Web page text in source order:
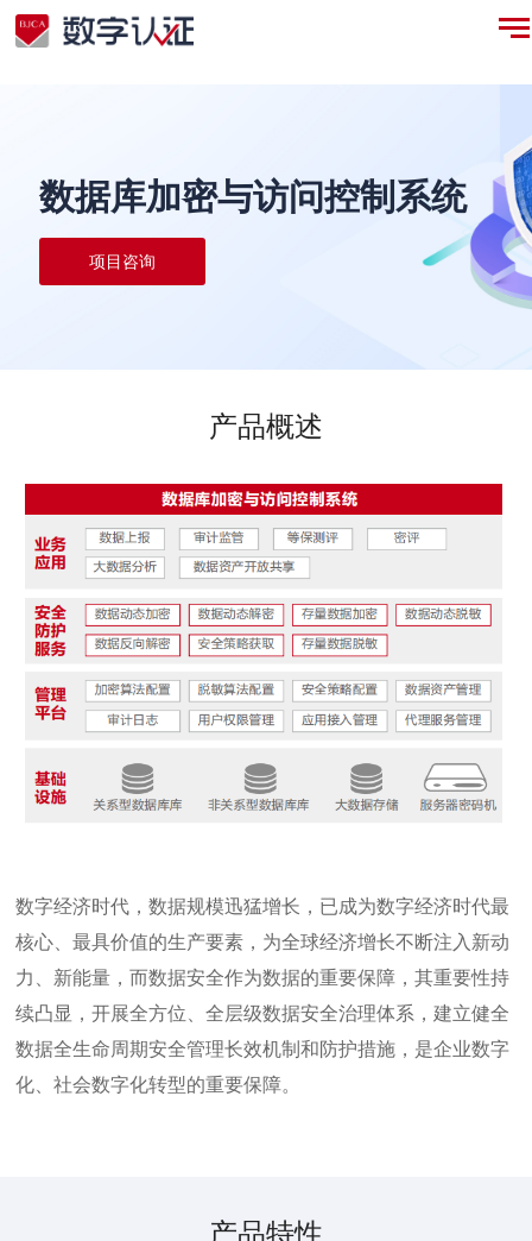
凯发网站·(中国区)官方网站
数据库加密与访问控制系统
项目咨询
产品概述
数字经济时代，数据规模迅猛增长，已成为数字经济时代最
核心、最具价值的生产要素，为全球经济增长不断注入新动
力、新能量，而数据安全作为数据的重要保障，其重要性持
续凸显，开展全方位、全层级数据安全治理体系，建立健全
数据全生命周期安全管理长效机制和防护措施，是企业数字
化、社会数字化转型的重要保障。
产品特性